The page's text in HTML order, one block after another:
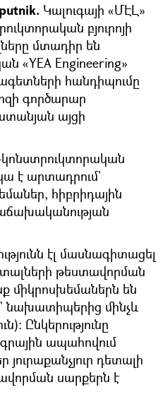
Կալուգայի «ՄԷԼ»
բյուրոյի
մտադիր են
«YEA Engineering»
հանդիպումը
գործարար
այցի
է արտադրում`
հիբրիդային
էլ մասնագիտացել
թեստավորման
միկրոսխեմաներն են
նախատիպերից մինչև
Ընկերությունը
ապահովում
դետալի
սարքերն է